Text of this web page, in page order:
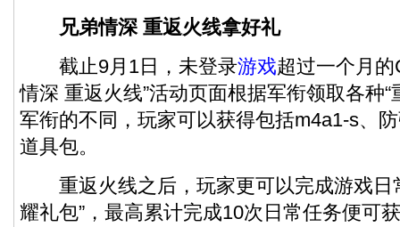
兄弟情深 重返火线拿好礼
截止9月1日，未登录游戏超过一个月的
情深 重返火线”活动页面根据军衔领取各种“
军衔的不同，玩家可以获得包括m4a1-s、
道具包。
重返火线之后，玩家更可以完成游戏日
耀礼包”，最高累计完成10次日常任务便可